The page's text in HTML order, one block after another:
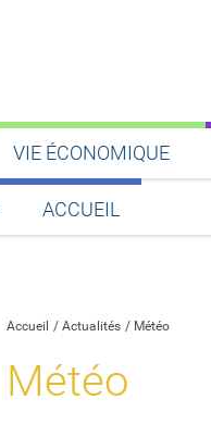
VIE ÉCONOMIQUE
ACCUEIL
Accueil Actualités Météo
Météo